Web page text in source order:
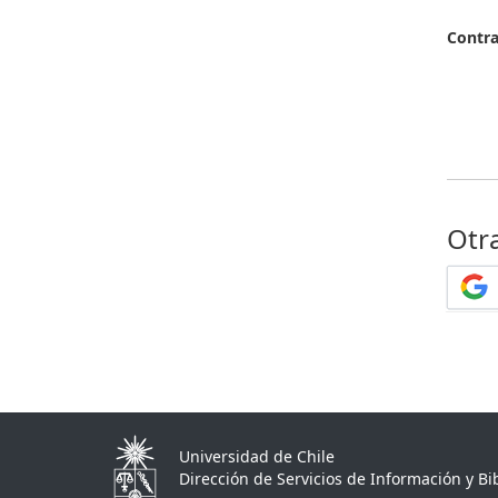
Universidad de Chile
Dirección de Servicios de Información y